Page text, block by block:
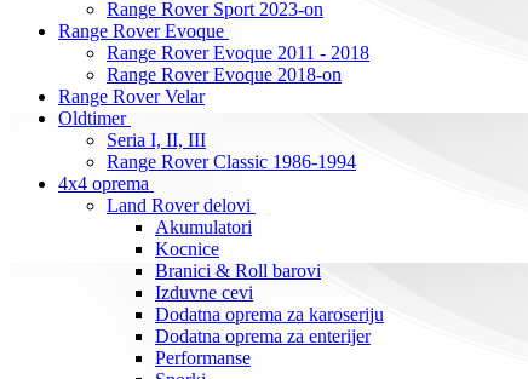
Range Rover Sport 2023-on
Range Rover Evoque
Range Rover Evoque 2011 - 2018
Range Rover Evoque 2018-on
Range Rover Velar
Oldtimer
Seria I, II, III
Range Rover Classic 1986-1994
4x4 oprema
Land Rover delovi
Akumulatori
Kocnice
Branici & Roll barovi
Izduvne cevi
Dodatna oprema za karoseriju
Dodatna oprema za enterijer
Performanse